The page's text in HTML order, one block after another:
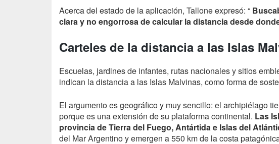
Acerca del estado de la aplicación, Tallone expresó: “
clara y no engorrosa de calcular la distancia desde
Carteles de la distancia a las Islas
Escuelas, jardines de infantes, rutas nacionales y sitios
indican la distancia a las Islas Malvinas, como forma de
El argumento es geográfico y muy sencillo: el archipiélago
porque es una extensión de su plataforma continental. Las
provincia de Tierra del Fuego, Antártida e Islas del
del Mar Argentino y emergen a 550 km de la costa